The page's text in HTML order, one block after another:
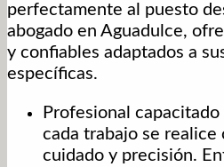
perfectamente al puesto
abogado en Aguadulce,
y confiables adaptados a
específicas.
Profesional
cada trabajo se realice
cuidado y precisión.